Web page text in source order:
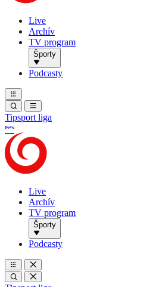
Live
Archív
TV program
Športy
Podcasty
Tipsport liga
Live
Archív
TV program
Športy
Podcasty